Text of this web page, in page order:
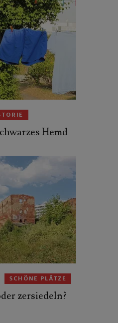
Hemd
SCHÖNE PLÄTZE
zersiedeln?